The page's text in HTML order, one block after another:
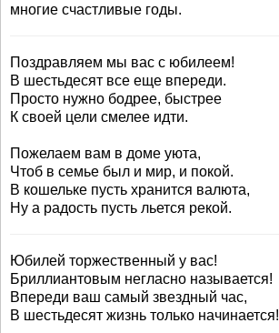
многие счастливые годы.
Поздравляем мы вас с юбилеем!
В шестьдесят все еще впереди.
Просто нужно бодрее, быстрее
К своей цели смелее идти.
Пожелаем вам в доме уюта,
Чтоб в семье был и мир, и покой.
В кошельке пусть хранится валюта,
Ну а радость пусть льется рекой.
Юбилей торжественный у вас!
Бриллиантовым негласно называется!
Впереди ваш самый звездный час,
В шестьдесят жизнь только начинается!